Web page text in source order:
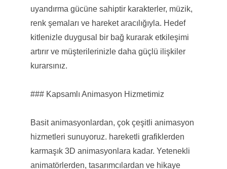
uyandırma gücüne sahiptir karakterler, müzik,
renk şemaları ve hareket aracılığıyla. Hedef
kitlenizle duygusal bir bağ kurarak etkileşimi
artırır ve müşterilerinizle daha güçlü ilişkiler
kurarsınız.
### Kapsamlı Animasyon Hizmetimiz
Basit animasyonlardan, çok çeşitli animasyon
hizmetleri sunuyoruz. hareketli grafiklerden
karmaşık 3D animasyonlara kadar. Yetenekli
animatörlerden, tasarımcılardan ve hikaye